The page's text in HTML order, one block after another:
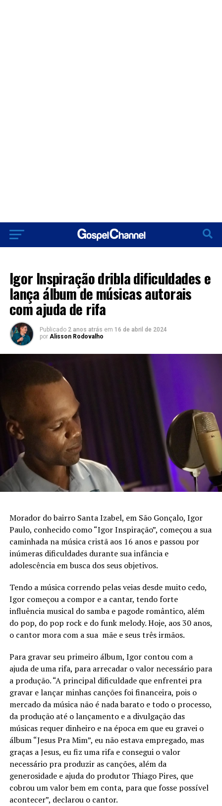
Igor Inspiração dribla dificuldades e
lança álbum de músicas autorais
com ajuda de rifa
Publicado 2 anos atrás em 16 de abril de 2024
por Alisson Rodovalho
Morador do bairro Santa Izabel, em São Gonçalo, Igor
Paulo, conhecido como “Igor Inspiração”, começou a sua
caminhada na música cristã aos 16 anos e passou por
inúmeras dificuldades durante sua infância e
adolescência em busca dos seus objetivos.
Tendo a música correndo pelas veias desde muito cedo,
Igor começou a compor e a cantar, tendo forte
influência musical do samba e pagode romântico, além
do pop, do pop rock e do funk melody. Hoje, aos 30 anos,
o cantor mora com a sua mãe e seus três irmãos.
Para gravar seu primeiro álbum, Igor contou com a
ajuda de uma rifa, para arrecadar o valor necessário para
a produção. “A principal dificuldade que enfrentei pra
gravar e lançar minhas canções foi financeira, pois o
mercado da música não é nada barato e todo o processo,
da produção até o lançamento e a divulgação das
músicas requer dinheiro e na época em que eu gravei o
álbum “Jesus Pra Mim”, eu não estava empregado, mas
graças a Jesus, eu fiz uma rifa e consegui o valor
necessário pra produzir as canções, além da
generosidade e ajuda do produtor Thiago Pires, que
cobrou um valor bem em conta, para que fosse possível
acontecer”, declarou o cantor.